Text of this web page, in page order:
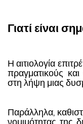
Γιατί είναι
Η αιτιολογία
πραγματικούς
στη λήψη μιας
Παράλληλα,